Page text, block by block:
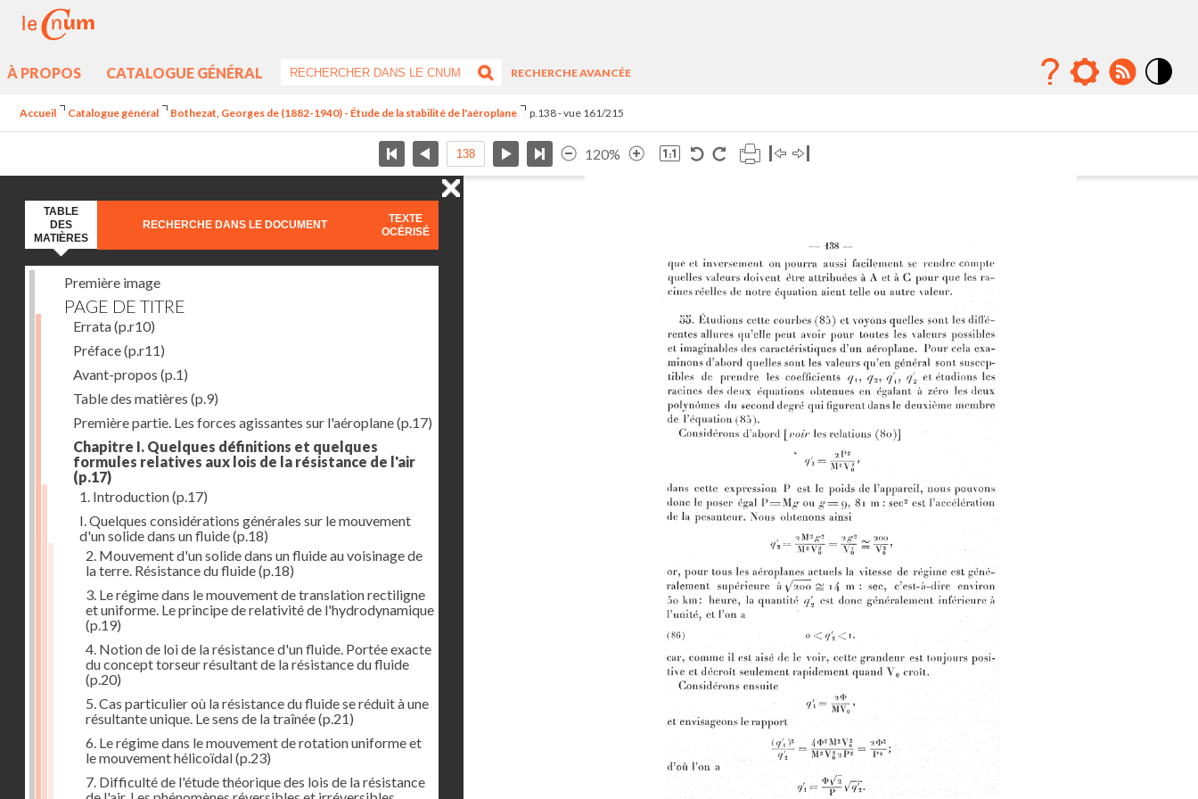
À PROPOS CATALOGUE GÉNÉRAL
RECHERCHE AVANCÉE
Accueil Catalogue général Bothezat, Georges de (1882-1940) - Étude de la stabilité de l'aéroplane p.138 - vue 161/215
120%
TABLE
DES
MATIÈRES
RECHERCHE DANS LE DOCUMENT
TEXTE
OCÉRISÉ
Première image
PAGE DE TITRE
Errata(p.r10)
Préface(p.r11)
Avant-propos (p.1)
Table des matières (p.9)
Première partie. Les forces agissantes sur l'aéroplane(p.17)
Chapitre I. Quelques définitions et quelques
formules relatives aux lois de la résistance de l'air
(p.17)
1. Introduction(p.17)
I. Quelques considérations générales sur le mouvement
d'un solide dans un fluide(p.18)
2. Mouvement d'un solide dans un fluide au voisinage de
la terre. Résistance du fluide(p.18)
3. Le régime dans le mouvement de translation rectiligne
et uniforme. Le principe de relativité de l'hydrodynamique
(p.19)
4. Notion de loi de la résistance d'un fluide. Portée exacte
du concept torseur résultant de la résistance du fluide
(p.20)
5. Cas particulier où la résistance du fluide se réduit à une
résultante unique. Le sens de la traînée(p.21)
6. Le régime dans le mouvement de rotation uniforme et
le mouvement hélicoïdal(p.23)
7. Difficulté de l'étude théorique des lois de la résistance